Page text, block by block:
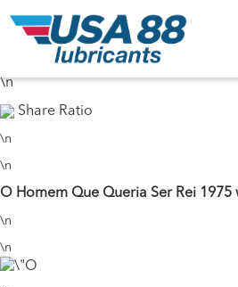
32 Seeds 21 Peers
\n
Share Ratio
\n
\n
O Homem Que Queria Ser Rei
\n
\n